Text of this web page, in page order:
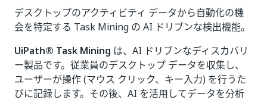
デスクトップのアクティビティ データから自動化の機
会を特定する Task Mining の AI ドリブンな検出機能。
UiPath® Task Mining は、AI ドリブンなディスカバリ
ー製品です。従業員のデスクトップ データを収集し、
ユーザーが操作 (マウス クリック、キー入力) を行うた
びに記録します。その後、AI を活用してデータを分析